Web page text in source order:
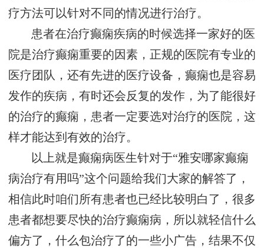
疗方法可以针对不同的情况进行治疗。
患者在治疗癫痫疾病的时候选择一家好的医
院是治疗癫痫重要的因素，正规的医院有专业的
医疗团队，还有先进的医疗设备，癫痫也是容易
发作的疾病，有时还会反复的发作，为了能很好
的治疗的癫痫，患者一定要选对治疗的医院，这
样才能达到有效的治疗。
以上就是癫痫病医生针对于“雅安哪家癫痫
病治疗有用吗”这个问题给我们大家的解答了，
相信此时咱们所有患者也已经比较明白了，很多
患者都想要尽快的治疗癫痫病，所以就轻信什么
偏方了，什么包治疗了的一些小广告，结果不仅